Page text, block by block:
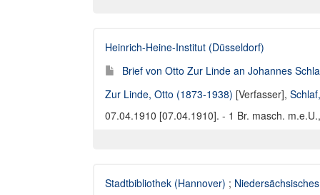
Heinrich-Heine-Institut (Düsseldorf)
Brief von Otto Zur Linde an Johannes
Zur Linde, Otto (1873-1938) [Verfasser],
07.04.1910 [07.04.1910]. - 1 Br. masch.
Stadtbibliothek (Hannover) ;